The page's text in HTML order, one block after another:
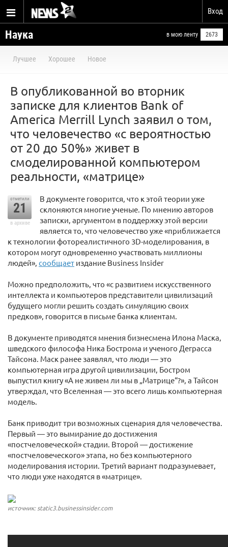
Вход
Наука в мою ленту 2673
Лучшее Хорошее Новое
В опубликованной во вторник
записке для клиентов Bank of
America Merrill Lynch заявил о том,
что человечество «с вероятностью
от 20 до 50%» живет в
смоделированной компьютером
реальности, «матрице»
отметили
21
в архиве
В документе говорится, что к этой теории уже
склоняются многие ученые. По мнению авторов
записки, аргументом в поддержку этой версии
является то, что человечество уже «приближается
к технологии фотореалистичного 3D-моделирования, в
котором могут одновременно участвовать миллионы
людей», сообщает издание Business Insider
Можно предположить, что «с развитием искусственного
интеллекта и компьютеров представители цивилизаций
будущего могли решить создать симуляцию своих
предков», говорится в письме банка клиентам.
В документе приводятся мнения бизнесмена Илона Маска,
шведского философа Ника Бострома и ученого Деграсса
Тайсона. Маск ранее заявлял, что люди — это
компьютерная игра другой цивилизации, Бостром
выпустил книгу «А не живем ли мы в „Матрице“?», а Тайсон
утверждал, что Вселенная — это всего лишь компьютерная
модель.
Банк приводит три возможных сценария для человечества.
Первый — это вымирание до достижения
«постчеловеческой» стадии. Второй — достижение
«постчеловеческого» этапа, но без компьютерного
моделирования истории. Третий вариант подразумевает,
что люди уже находятся в «матрице».
источник: static3.businessinsider.com